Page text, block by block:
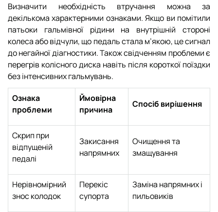
Визначити необхідність втручання можна за
декількома характерними ознаками. Якщо ви помітили
патьоки гальмівної рідини на внутрішній стороні
колеса або відчули, що педаль стала м’якою, це сигнал
до негайної діагностики. Також свідченням проблеми є
перегрів колісного диска навіть після короткої поїздки
без інтенсивних гальмувань.
Ознака
проблеми
Ймовірна
причина
Спосіб вирішення
Скрип при
відпущеній
педалі
Закисання
напрямних
Очищення та
змащування
Нерівномірний
знос колодок
Перекіс
супорта
Заміна напрямних і
пильовиків